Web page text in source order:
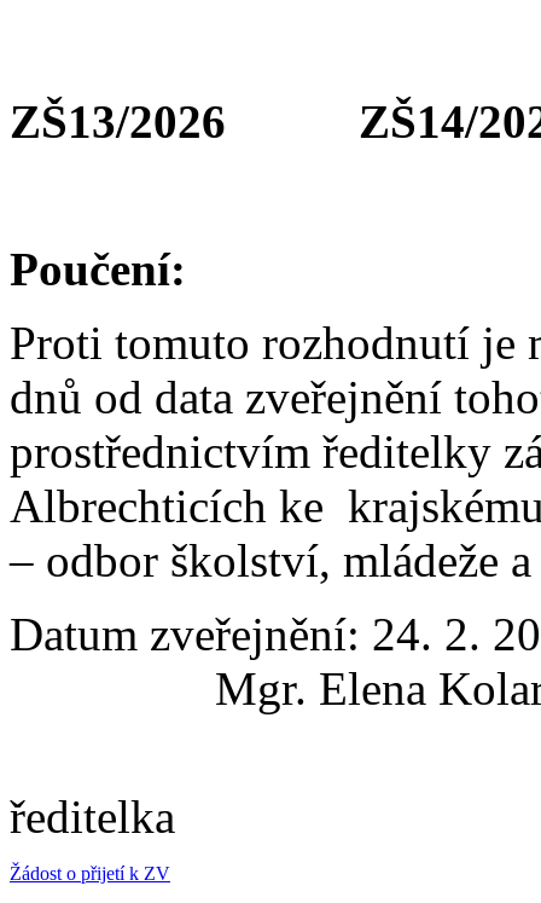
ZŠ13/2026
Poučení:
Proti tomuto rozhodnutí je
dnů od data zveřejnění
prostřednictvím ředitelky
Albrechticích ke
– odbor školství, mládeže
Datum
Mgr. Elena
ředitelka
Žádost o přijetí k ZV